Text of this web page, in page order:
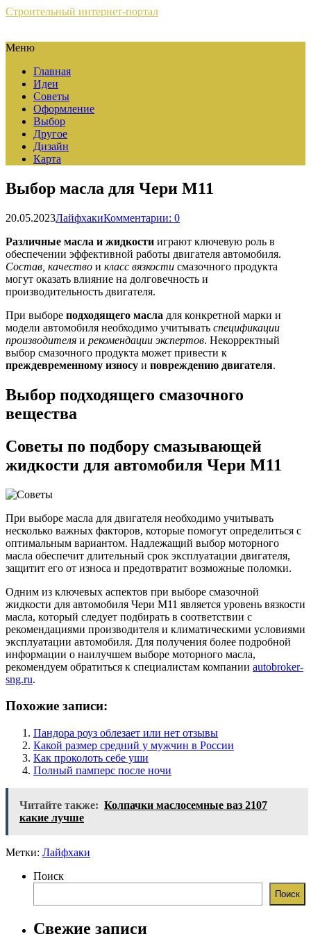
Строительный интернет-портал
Меню
Главная
Идеи
Советы
Оформление
Выбор
Другое
Дизайн
Карта
Выбор масла для Чери М11
20.05.2023ЛайфхакиКомментарии: 0
Различные масла и жидкости играют ключевую роль в
обеспечении эффективной работы двигателя автомобиля.
Состав, качество и класс вязкости смазочного продукта
могут оказать влияние на долговечность и
производительность двигателя.
При выборе подходящего масла для конкретной марки и
модели автомобиля необходимо учитывать спецификации
производителя и рекомендации экспертов. Некорректный
выбор смазочного продукта может привести к
преждевременному износу и повреждению двигателя.
Выбор подходящего смазочного
вещества
Советы по подбору смазывающей
жидкости для автомобиля Чери M11
При выборе масла для двигателя необходимо учитывать
несколько важных факторов, которые помогут определиться с
оптимальным вариантом. Надлежащий выбор моторного
масла обеспечит длительный срок эксплуатации двигателя,
защитит его от износа и предотвратит возможные поломки.
Одним из ключевых аспектов при выборе смазочной
жидкости для автомобиля Чери M11 является уровень вязкости
масла, который следует подбирать в соответствии с
рекомендациями производителя и климатическими условиями
эксплуатации автомобиля. Для получения более подробной
информации о наилучшем выборе моторного масла,
рекомендуем обратиться к специалистам компании autobroker-
sng.ru.
Похожие записи:
Пандора роуз облезает или нет отзывы
Какой размер средний у мужчин в России
Как проколоть себе уши
Полный памперс после ночи
Читайте также: Колпачки маслосемные ваз 2107
какие лучше
Метки: Лайфхаки
Поиск
Поиск
Свежие записи